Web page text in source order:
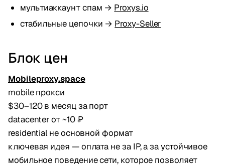
мультиаккаунт спам → Proxys.io
стабильные цепочки → Proxy-Seller
Блок цен
Mobileproxy.space
mobile прокси
$30–120 в месяц за порт
datacenter от ~10 ₽
residential не основной формат
ключевая идея — оплата не за IP, а за устойчивое
мобильное поведение сети, которое позволяет